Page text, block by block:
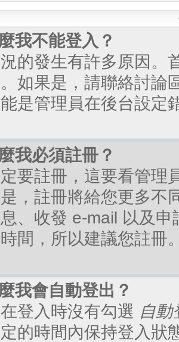
我不能登入？
的發生有許多原因。
如果是，請聯絡討論
是管理員在後台設定
我必須註冊？
要註冊，這要看管理
，註冊將給您更多不
、收發 e-mail 以及
間，所以建議您註冊
我會自動登出？
登入時沒有勾選 自動
的時間內保持登入狀